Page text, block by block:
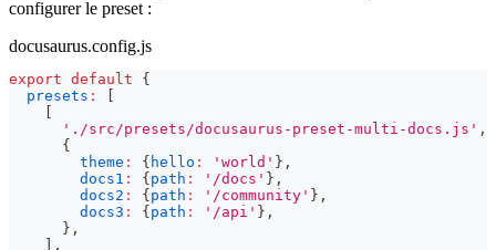
configurer le preset :
docusaurus.config.js
export default
{
presets :
'./src/presets/docusaurus-preset-multi-docs.js' ,
{
theme : { hello : 'world' } ,
docs1 : { path : '/docs' } ,
docs2 : { path : '/community' } ,
docs3 : { path : '/api' } ,
} ,
,